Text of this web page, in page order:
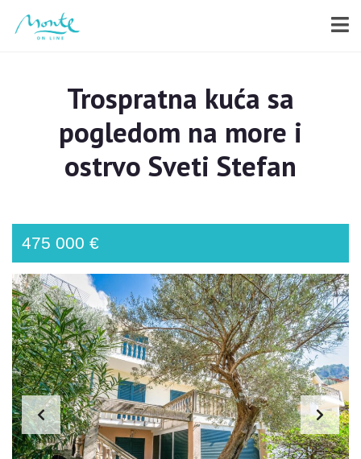
Trospratna kuća sa
pogledom na more i
ostrvo Sveti Stefan
475 000 €